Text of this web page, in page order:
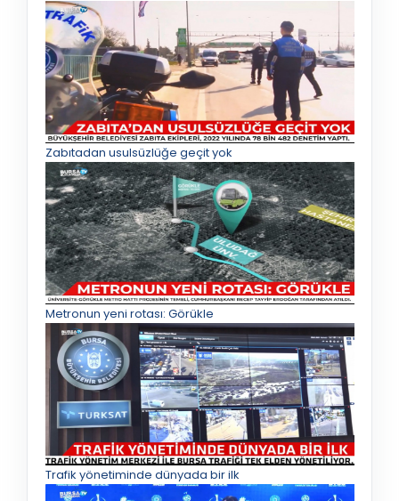
Zabıtadan usulsüzlüğe geçit yok
Metronun yeni rotası: Görükle
Trafik yönetiminde dünyada bir ilk